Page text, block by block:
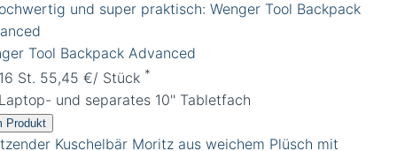
Tool Backpack Advanced
St. 55,45 €/ Stück *
und separates 10'' Tabletfach
Produkt